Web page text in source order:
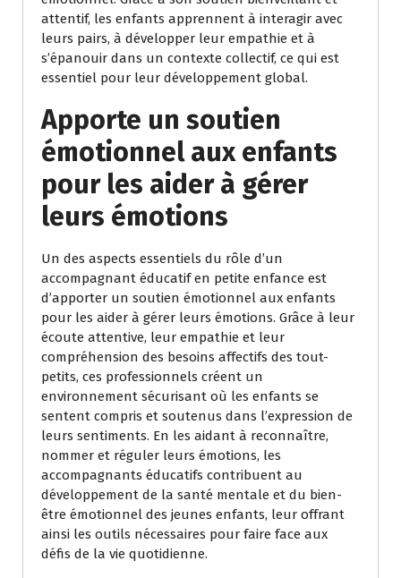
attentif, les enfants apprennent à interagir avec
leurs pairs, à développer leur empathie et à
s’épanouir dans un contexte collectif, ce qui est
essentiel pour leur développement global.
Apporte un soutien
émotionnel aux enfants
pour les aider à gérer
leurs émotions
Un des aspects essentiels du rôle d’un
accompagnant éducatif en petite enfance est
d’apporter un soutien émotionnel aux enfants
pour les aider à gérer leurs émotions. Grâce à leur
écoute attentive, leur empathie et leur
compréhension des besoins affectifs des tout-
petits, ces professionnels créent un
environnement sécurisant où les enfants se
sentent compris et soutenus dans l’expression de
leurs sentiments. En les aidant à reconnaître,
nommer et réguler leurs émotions, les
accompagnants éducatifs contribuent au
développement de la santé mentale et du bien-
être émotionnel des jeunes enfants, leur offrant
ainsi les outils nécessaires pour faire face aux
défis de la vie quotidienne.